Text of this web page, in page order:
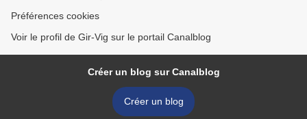
Préférences cookies
Voir le profil de Gir-Vig sur le portail Canalblog
Créer un blog sur Canalblog
Créer un blog